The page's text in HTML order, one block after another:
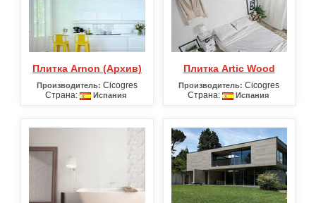
Плитка Arnon (Архив)
Производитель: Cicogres
Страна:
Испания
Плитка Artic Wood
Производитель: Cicogres
Страна:
Испания